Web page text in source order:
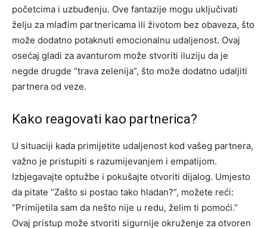
početcima i uzbuđenju. Ove fantazije mogu uključivati
želju za mlađim partnericama ili životom bez obaveza, što
može dodatno potaknuti emocionalnu udaljenost. Ovaj
osećaj gladi za avanturom može stvoriti iluziju da je
negde drugde “trava zelenija”, što može dodatno udaljiti
partnera od veze.
Kako reagovati kao partnerica?
U situaciji kada primijetite udaljenost kod vašeg partnera,
važno je pristupiti s razumijevanjem i empatijom.
Izbjegavajte optužbe i pokušajte otvoriti dijalog. Umjesto
da pitate “Zašto si postao tako hladan?”, možete reći:
“Primijetila sam da nešto nije u redu, želim ti pomoći.”
Ovaj pristup može stvoriti sigurnije okruženje za otvoren